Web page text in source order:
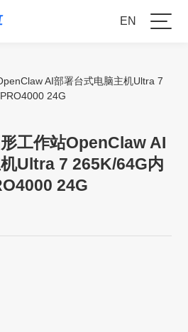
EN
AI部署台式电脑主机Ultra 7
24G
工作站OpenClaw AI
Ultra 7 265K/64G内
24G